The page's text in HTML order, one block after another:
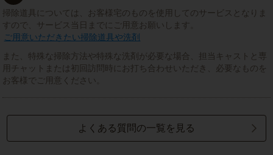
掃除道具については、お客様宅のものを使用してのサービスとなりま
すので、サービス当日までにご用意お願いします。
ご用意いただきたい掃除道具や洗剤
また、特殊な掃除方法や特殊な洗剤が必要な場合、担当キャストと専
用チャットまたは初回訪問時にお打ち合わせいただき、必要なものを
お客様でご用意ください。
よくある質問の一覧を見る